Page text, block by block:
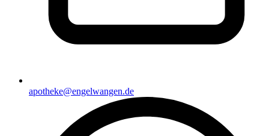
apotheke@engelwangen.de